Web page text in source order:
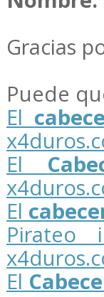
Gracias
Puede
El
El
El
Pirateo
El